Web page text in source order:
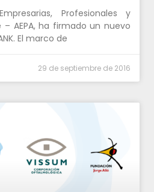
Profesionales y
AEPA, ha firmado un nuevo
El marco de
29 de septiembre de 2016